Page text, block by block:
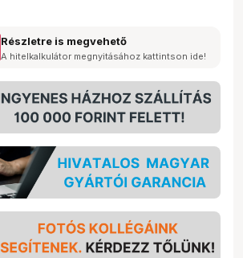
Részletre is megvehető
A hitelkalkulátor megnyitásához kattintson ide!